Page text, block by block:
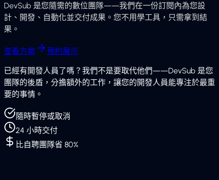
DevSub 是您隨需的數位團隊——我們在一份訂閱內為您設
計、開發、自動化並交付成果。您不用學工具，只需拿到結
果。
查看方案 預約展示
已經有開發人員了嗎？我們不是要取代他們——DevSub 是您
團隊的後盾，分擔額外的工作，讓您的開發人員能專注於最重
要的事情。
隨時暫停或取消
24 小時交付
比自聘團隊省 80%